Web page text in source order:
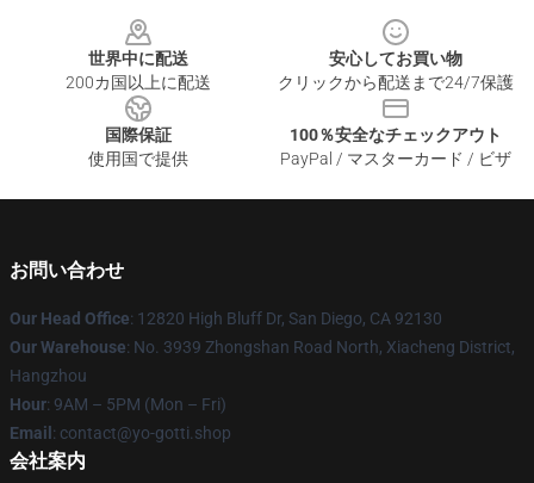
世界中に配送
200カ国以上に配送
安心してお買い物
クリックから配送まで24/7保護
国際保証
使用国で提供
100％安全なチェックアウト
PayPal / マスターカード / ビザ
お問い合わせ
Our Head Office: 12820 High Bluff Dr, San Diego, CA 92130
Our Warehouse: No. 3939 Zhongshan Road North, Xiacheng District,
Hangzhou
Hour: 9AM – 5PM (Mon – Fri)
Email : contact@yo-gotti.shop
会社案内